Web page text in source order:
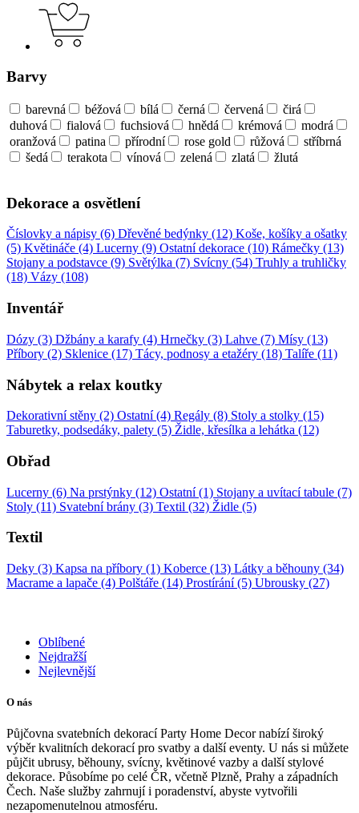
Barvy
barevná béžová bílá černá červená
čirá
duhová
fialová fuchsiová hnědá krémová
modrá
oranžová
patina přírodní rose gold růžová
stříbrná
šedá
terakota vínová zelená zlatá žlutá
Dekorace a osvětlení
Číslovky a nápisy (6) Dřevěné bedýnky (12) Koše, košíky a ošatky
(5) Květináče (4) Lucerny (9) Ostatní dekorace (10) Rámečky (13)
Stojany a podstavce (9) Světýlka (7) Svícny (54) Truhly a truhličky
(18) Vázy (108)
Inventář
Dózy (3) Džbány a karafy (4) Hrnečky (3) Lahve (7) Mísy (13)
Příbory (2) Sklenice (17) Tácy, podnosy a etažéry (18) Talíře (11)
Nábytek a relax koutky
Dekorativní stěny (2) Ostatní (4) Regály (8) Stoly a stolky (15)
Taburetky, podsedáky, palety (5) Židle, křesílka a lehátka (12)
Obřad
Lucerny (6) Na prstýnky (12) Ostatní (1) Stojany a uvítací tabule (7)
Stoly (11) Svatební brány (3) Textil (32) Židle (5)
Textil
Deky (3) Kapsa na příbory (1) Koberce (13) Látky a běhouny (34)
Macrame a lapače (4) Polštáře (14) Prostírání (5) Ubrousky (27)
Oblíbené
Nejdražší
Nejlevnější
O nás
Půjčovna svatebních dekorací Party Home Decor nabízí široký
výběr kvalitních dekorací pro svatby a další eventy. U nás si můžete
půjčit ubrusy, běhouny, svícny, květinové vazby a další stylové
dekorace. Působíme po celé ČR, včetně Plzně, Prahy a západních
Čech. Naše služby zahrnují i poradenství, abyste vytvořili
nezapomenutelnou atmosféru.